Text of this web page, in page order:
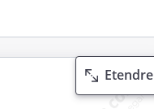
Etendre